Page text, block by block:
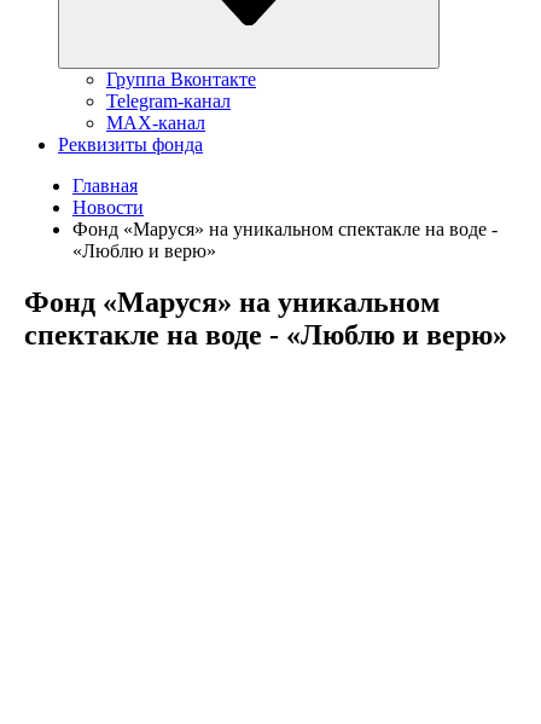
Группа Вконтакте
Telegram-канал
MAX-канал
Реквизиты фонда
Главная
Новости
Фонд «Маруся» на уникальном спектакле на воде -
«Люблю и верю»
Фонд «Маруся» на уникальном
спектакле на воде - «Люблю и верю»